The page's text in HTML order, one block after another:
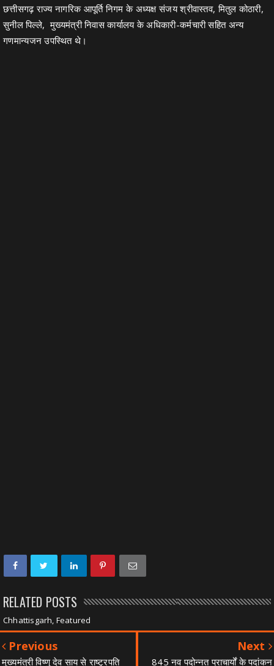
छत्तीसगढ़ राज्य नागरिक आपूर्ति निगम के अध्यक्ष संजय श्रीवास्तव, मितुल कोठारी,
सुनील पिल्ले, मुख्यमंत्री निवास कार्यालय के अधिकारी-कर्मचारी सहित अन्य
गणमान्यजन उपस्थित थे।
RELATED POSTS
Chhattisgarh, Featured
Previous
मुख्यमंत्री विष्णु देव साय से राष्ट्रपति
Next
845 नव पदोन्नत प्राचार्यों के पदांकन